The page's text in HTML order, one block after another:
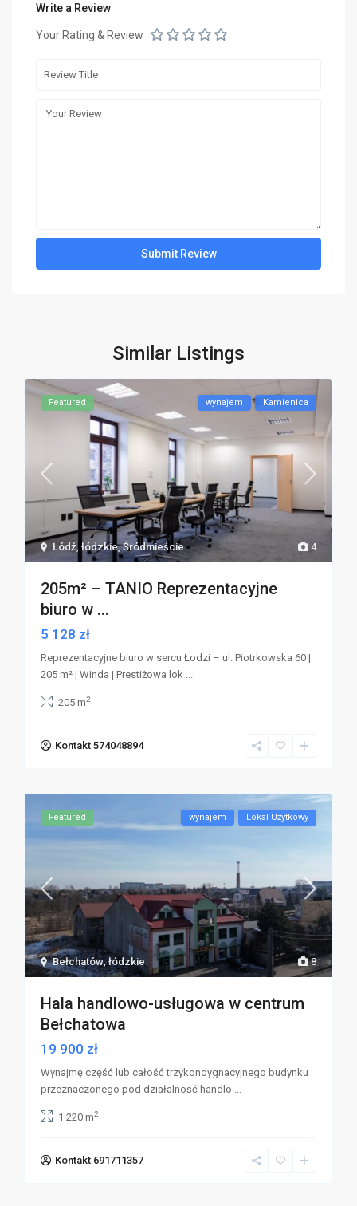
Write a Review
Your Rating & Review
Similar Listings
4
Łódź ,łódzkie,Śródmieście
Featured wynajem Kamienica
205m² – TANIO Reprezentacyjne
biuro w ...
5 128 zł
Reprezentacyjne biuro w sercu Łodzi – ul. Piotrkowska 60 |
205 m² | Winda | Prestiżowa lok
205 m2
Kontakt 574048894
8
Bełchatów,łódzkie
Featured wynajem Lokal Użytkowy
Hala handlowo-usługowa w centrum
Bełchatowa
19 900 zł
Wynajmę część lub całość trzykondygnacyjnego budynku
przeznaczonego pod działalność handlo
1 220 m2
Kontakt 691711357